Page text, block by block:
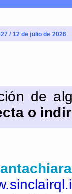
/ 12 de julio de 2026
de
o